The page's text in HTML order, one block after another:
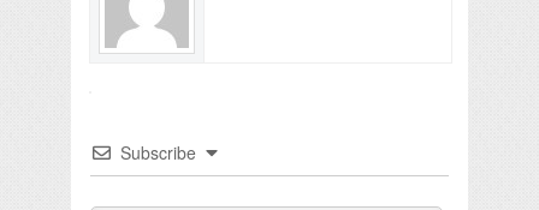
Subscribe